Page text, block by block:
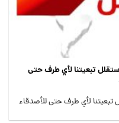
ستقلل تبعيتنا لأي طرف حتى
تبعيتنا لأي طرف حتى للأصدقاء